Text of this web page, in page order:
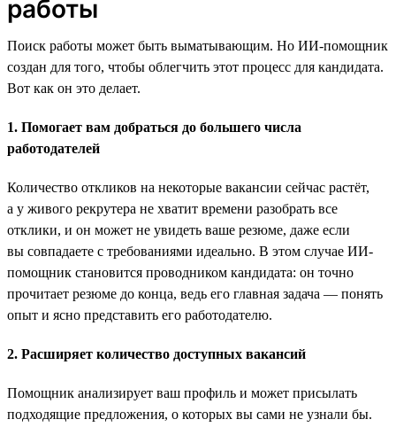
работы
Поиск работы может быть выматывающим. Но ИИ-помощник
создан для того, чтобы облегчить этот процесс для кандидата.
Вот как он это делает.
1. Помогает вам добраться до большего числа
работодателей
Количество откликов на некоторые вакансии сейчас растёт,
а у живого рекрутера не хватит времени разобрать все
отклики, и он может не увидеть ваше резюме, даже если
вы совпадаете с требованиями идеально. В этом случае ИИ-
помощник становится проводником кандидата: он точно
прочитает резюме до конца, ведь его главная задача — понять
опыт и ясно представить его работодателю.
2. Расширяет количество доступных вакансий
Помощник анализирует ваш профиль и может присылать
подходящие предложения, о которых вы сами не узнали бы.